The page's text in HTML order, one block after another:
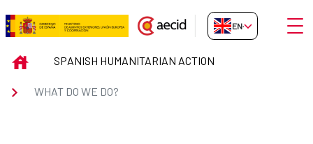
Skip to Main Content
WHAT DO WE DO?
EN-GB
INICIOSPANISH HUMANITARIAN ACTION
WHAT DO WE DO?